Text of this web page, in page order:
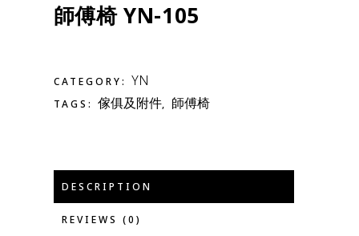
師傅椅 YN-105
CATEGORY: YN
TAGS: 傢俱及附件, 師傅椅
DESCRIPTION
REVIEWS (0)